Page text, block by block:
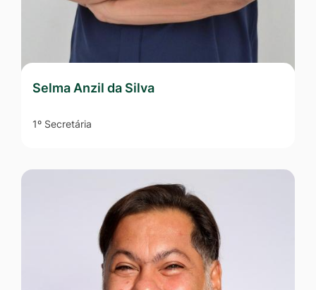
Selma Anzil da Silva
1º Secretária